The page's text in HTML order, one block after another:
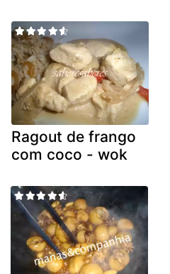
Ragout de frango
com coco - wok